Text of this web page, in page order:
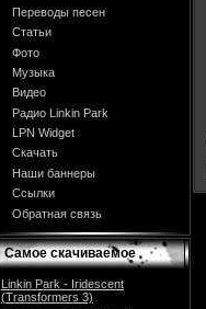
Переводы песен
Статьи
Фото
Музыка
Видео
Радио Linkin Park
LPN Widget
Скачать
Наши баннеры
Ссылки
Обратная связь
Самое скачиваемое
Linkin Park - Iridescent
(Transformers 3)